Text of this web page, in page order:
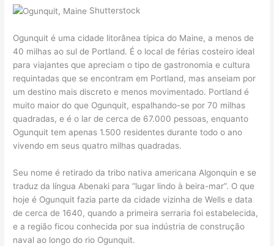
Shutterstock
Ogunquit é uma cidade litorânea típica do Maine, a menos de
40 milhas ao sul de Portland. É o local de férias costeiro ideal
para viajantes que apreciam o tipo de gastronomia e cultura
requintadas que se encontram em Portland, mas anseiam por
um destino mais discreto e menos movimentado. Portland é
muito maior do que Ogunquit, espalhando-se por 70 milhas
quadradas, e é o lar de cerca de 67.000 pessoas, enquanto
Ogunquit tem apenas 1.500 residentes durante todo o ano
vivendo em seus quatro milhas quadradas.
Seu nome é retirado da tribo nativa americana Algonquin e se
traduz da língua Abenaki para “lugar lindo à beira-mar”. O que
hoje é Ogunquit fazia parte da cidade vizinha de Wells e data
de cerca de 1640, quando a primeira serraria foi estabelecida,
e a região ficou conhecida por sua indústria de construção
naval ao longo do rio Ogunquit.